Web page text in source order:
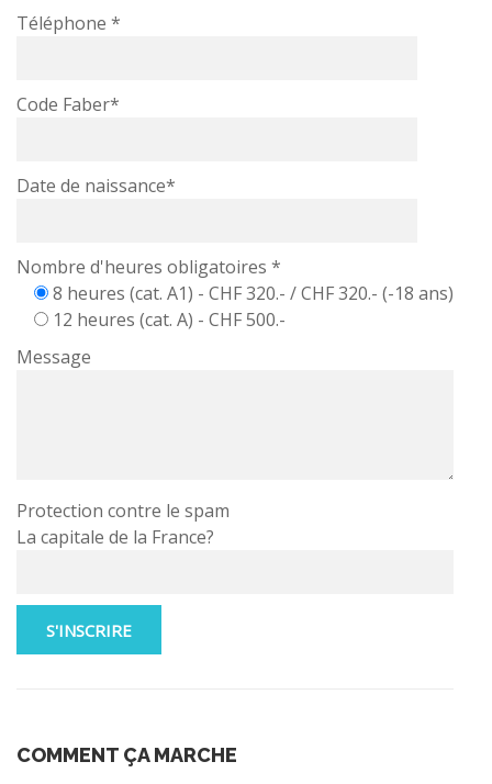
Téléphone *
Code Faber*
Date de naissance*
Nombre d'heures obligatoires *
8 heures (cat. A1) - CHF 320.- / CHF 320.- (-18 ans)
12 heures (cat. A) - CHF 500.-
Message
Protection contre le spam
La capitale de la France?
COMMENT ÇA MARCHE